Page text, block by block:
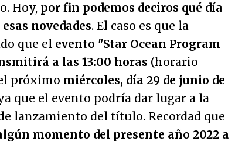
Hoy, por fin podemos deciros qué día
novedades. El caso es que la
que el evento "Star Ocean Program
a las 13:00 horas (horario
próximo miércoles, día 29 de junio de
que el evento podría dar lugar a la
lanzamiento del título. Recordad que
momento del presente año 2022 a